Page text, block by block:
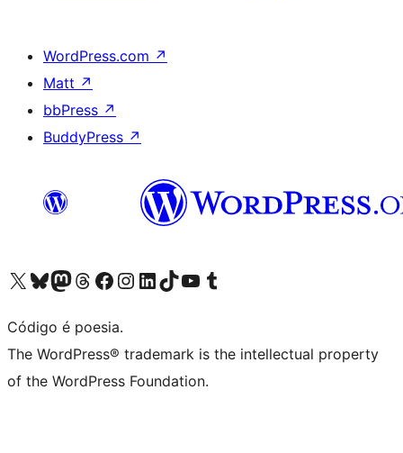
WordPress.com ↗
Matt ↗
bbPress ↗
BuddyPress ↗
Visite a nossa conta X (antigo Twitter)
Visit our Bluesky account
Visit our Mastodon account
Visit our Threads account
Visite a nossa página do Facebook
Visite a nossa conta no Instagram
Visite a nossa conta no LinkedIn
Visit our TikTok account
Visit our YouTube channel
Visit our Tumblr account
Código é poesia.
The WordPress® trademark is the intellectual property
of the WordPress Foundation.